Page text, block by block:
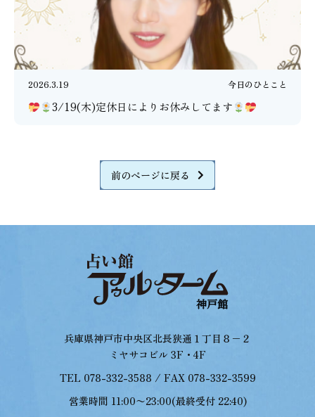
2026.3.19 今日のひとこと
3/19(木)定休日によりお休みしてます
前のページに戻る
兵庫県神戸市中央区北長狭通１丁目８−２
ミヤサコビル 3F・4F
TEL 078-332-3588 / FAX 078-332-3599
営業時間 11:00〜23:00(最終受付 22:40)